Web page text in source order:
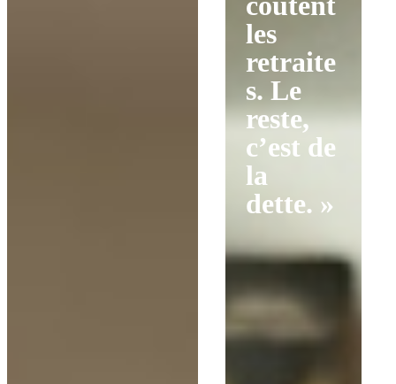
les
retraite
s. Le
reste,
c’est de
la
dette. »